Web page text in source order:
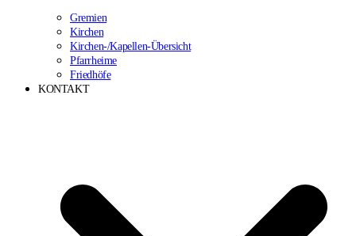
Gremien
Kirchen
Kirchen-/Kapellen-Übersicht
Pfarrheime
Friedhöfe
KONTAKT